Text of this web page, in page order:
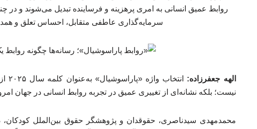
روابط عمیق انسانی به امری پرهزینه و فرساینده تبدیل می‌شوند و در
سرمایه‌گذاری عاطفی متقابل، احساس تعلق و
الهه جعفرزاده:
نیست؛ بلکه نشانه‌ای از تغییری عمیق در تجربه روابط انسانی در جهان
محمدمهدی سیدناصری، حقوقدان و پژوهشگر حقوق بین‌الملل کودکان،